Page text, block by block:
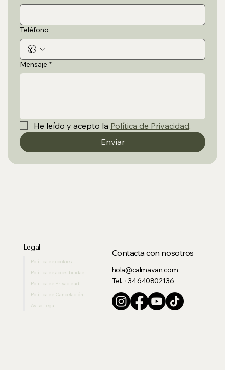
Teléfono
Mensaje *
He leído y acepto la Política de Privacidad.
Enviar
Legal
Política de cookies
Política de accesibilidad
Politica de Privacidad
Política de Cancelación
Aviso Legal
Contacta con nosotros
hola@calmavan.com
Tel. +34 640802136